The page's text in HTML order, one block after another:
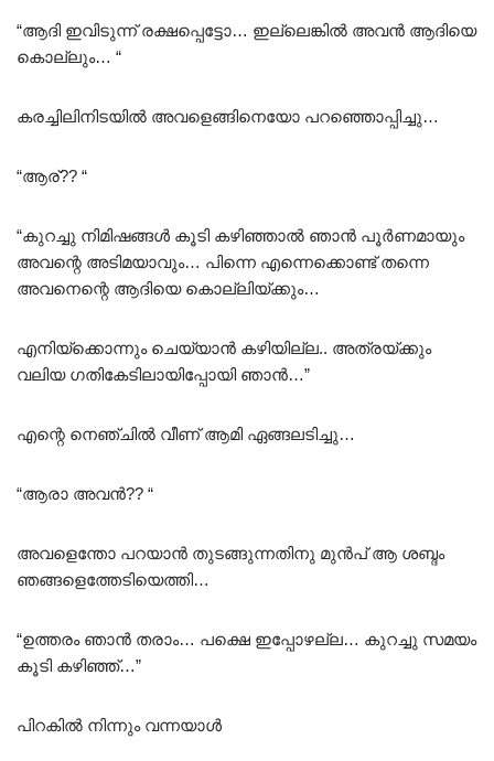
“ആദി ഇവിടുന്ന് രക്ഷപ്പെട്ടോ… ഇല്ലെങ്കിൽ അവൻ ആദിയെ
കൊല്ലും… “
കരച്ചിലിനിടയിൽ അവളെങ്ങിനെയോ പറഞ്ഞൊപ്പിച്ചു…
“ആര്?? “
“കുറച്ചു നിമിഷങ്ങൾ കൂടി കഴിഞ്ഞാൽ ഞാൻ പൂർണമായും
അവന്റെ അടിമയാവും… പിന്നെ എന്നെക്കൊണ്ട് തന്നെ
അവനെന്റെ ആദിയെ കൊല്ലിയ്ക്കും…
എനിയ്ക്കൊന്നും ചെയ്യാൻ കഴിയില്ല.. അത്രയ്ക്കും
വലിയ ഗതികേടിലായിപ്പോയി ഞാൻ…”
എന്റെ നെഞ്ചിൽ വീണ് ആമി ഏങ്ങലടിച്ചു…
“ആരാ അവൻ?? “
അവളെന്തോ പറയാൻ തുടങ്ങുന്നതിനു മുൻപ് ആ ശബ്ദം
ഞങ്ങളെത്തേടിയെത്തി…
“ഉത്തരം ഞാൻ തരാം… പക്ഷെ ഇപ്പോഴല്ല… കുറച്ചു സമയം
കൂടി കഴിഞ്ഞ്…”
പിറകിൽ നിന്നും വന്നയാൾ